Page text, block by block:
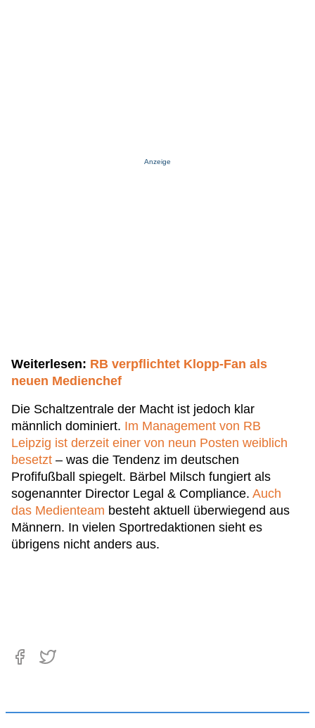
Anzeige
Weiterlesen: RB verpflichtet Klopp-Fan als
neuen Medienchef
Die Schaltzentrale der Macht ist jedoch klar
männlich dominiert. Im Management von RB
Leipzig ist derzeit einer von neun Posten weiblich
besetzt – was die Tendenz im deutschen
Profifußball spiegelt. Bärbel Milsch fungiert als
sogenannter Director Legal & Compliance. Auch
das Medienteam besteht aktuell überwiegend aus
Männern. In vielen Sportredaktionen sieht es
übrigens nicht anders aus.